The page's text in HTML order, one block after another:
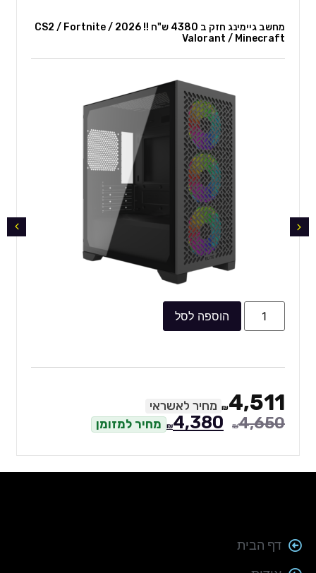
מחשב גיימינג חזק ב 4380 ש"ח !! 2026 CS2 / Fortnite /
Valorant / Minecraft
הוספה לסל
₪4,511 מחיר לאשראי
₪4,650
₪4,380 מחיר למזומן
דף הבית